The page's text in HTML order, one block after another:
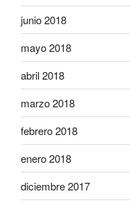
junio 2018
mayo 2018
abril 2018
marzo 2018
febrero 2018
enero 2018
diciembre 2017